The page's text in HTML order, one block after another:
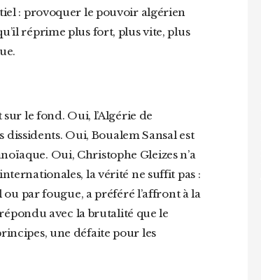
réprime plus fort, plus vite, plus
Oui, Boualem Sansal est
Oui, Christophe Gleizes n’a
la vérité ne suffit pas :
par fougue, a préféré l’affront à la
avec la brutalité que le
une défaite pour les